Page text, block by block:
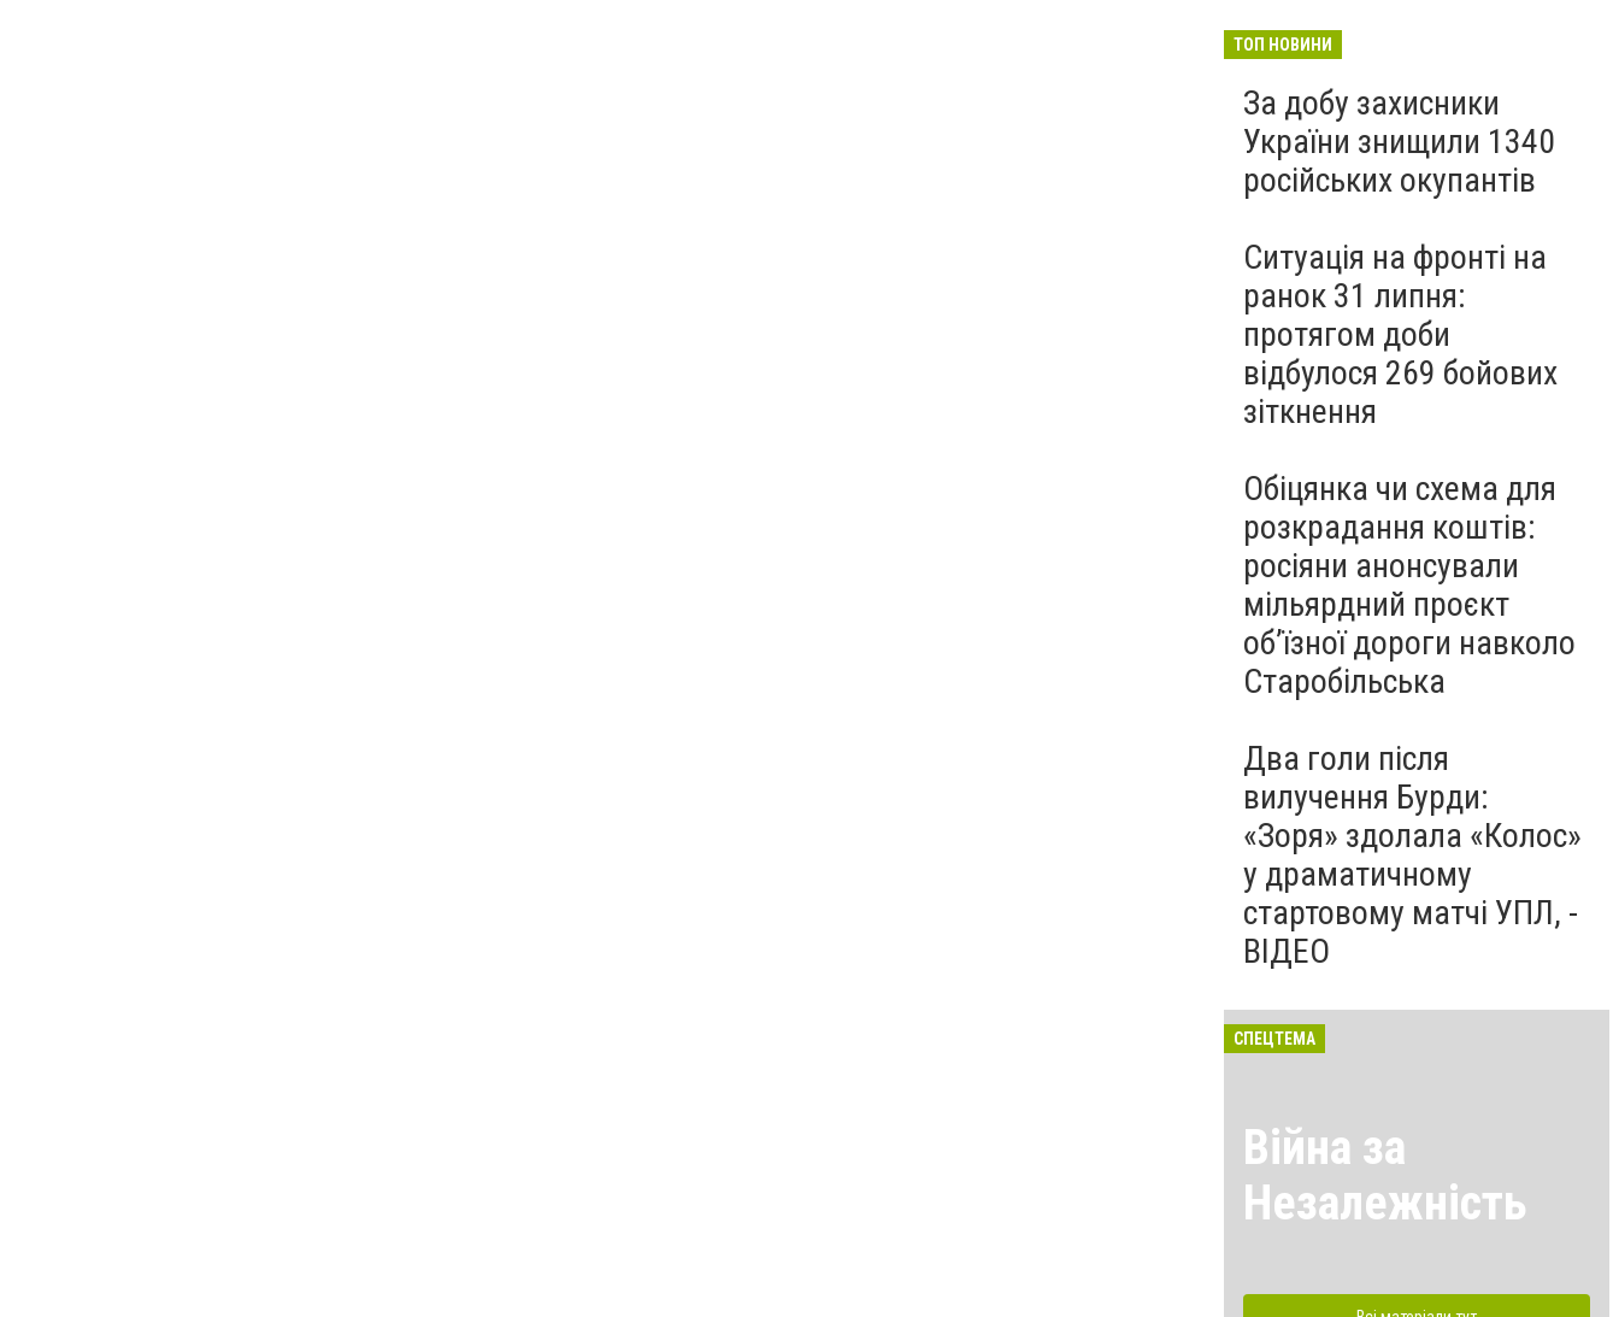
ТОП НОВИНИ
За добу захисники
України знищили 1340
російських окупантів
Ситуація на фронті на
ранок 31 липня:
протягом доби
відбулося 269 бойових
зіткнення
Обіцянка чи схема для
розкрадання коштів:
росіяни анонсували
мільярдний проєкт
об’їзної дороги навколо
Старобільська
Два голи після
вилучення Бурди:
«Зоря» здолала «Колос»
у драматичному
стартовому матчі УПЛ, -
ВІДЕО
СПЕЦТЕМА
Війна за
Незалежність